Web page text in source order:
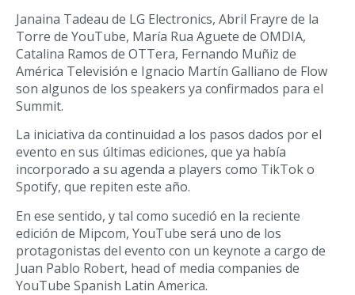
Janaina Tadeau de LG Electronics, Abril Frayre de la
Torre de YouTube, María Rua Aguete de OMDIA,
Catalina Ramos de OTTera, Fernando Muñiz de
América Televisión e Ignacio Martín Galliano de Flow
son algunos de los speakers ya confirmados para el
Summit.
La iniciativa da continuidad a los pasos dados por el
evento en sus últimas ediciones, que ya había
incorporado a su agenda a players como TikTok o
Spotify, que repiten este año.
En ese sentido, y tal como sucedió en la reciente
edición de Mipcom, YouTube será uno de los
protagonistas del evento con un keynote a cargo de
Juan Pablo Robert, head of media companies de
YouTube Spanish Latin America.